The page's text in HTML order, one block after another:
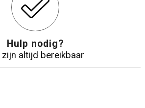
Hulp nodig?
zijn altijd bereikbaar